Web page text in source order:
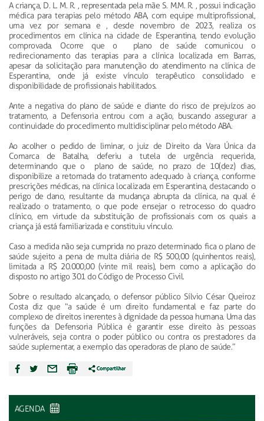
A criança, D. L. M. R. , representada pela mãe S. M.M. R. , possui indicação
médica para terapias pelo método ABA, com equipe multiprofissional,
uma vez por semana e , desde novembro de 2023, realiza os
procedimentos em clínica na cidade de Esperantina, tendo evolução
comprovada. Ocorre que o plano de saúde comunicou o
redirecionamento das terapias para a clínica localizada em Barras,
apesar da solicitação para manutenção do atendimento na clínica de
Esperantina, onde já existe vínculo terapêutico consolidado e
disponibilidade de profissionais habilitados.
Ante a negativa do plano de saúde e diante do risco de prejuízos ao
tratamento, a Defensoria entrou com a ação, buscando assegurar a
continuidade do procedimento multidisciplinar pelo método ABA.
Ao acolher o pedido de liminar, o juiz de Direito da Vara Única da
Comarca de Batalha, deferiu a tutela de urgência requerida,
determinando que o plano de saúde, no prazo de 10(dez) dias,
disponibilize a retomada do tratamento adequado à criança, conforme
prescrições médicas, na clínica localizada em Esperantina, destacando o
perigo de dano, resultante da mudança abrupta da clínica, na qual é
realizado o tratamento, o que pode ensejar o retrocesso do quadro
clínico, em virtude da substituição de profissionais com os quais a
criança já está familiarizada e constituiu vínculo.
Caso a medida não seja cumprida no prazo determinado fica o plano de
saúde sujeito a pena de multa diária de R$ 500,00 (quinhentos reais),
limitada a R$ 20.000,00 (vinte mil reais), bem como a aplicação do
disposto no artigo 301 do Código de Processo Civil.
Sobre o resultado alcançado, o defensor público Sílvio César Queiroz
Costa diz que “a saúde é um direito fundamental e faz parte do
complexo de direitos inerentes à dignidade da pessoa humana. Uma das
funções da Defensoria Pública é garantir esse direito às pessoas
vulneráveis, seja contra o poder público ou contra os prestadores da
saúde suplementar, a exemplo das operadoras de plano de saúde.”
AGENDA